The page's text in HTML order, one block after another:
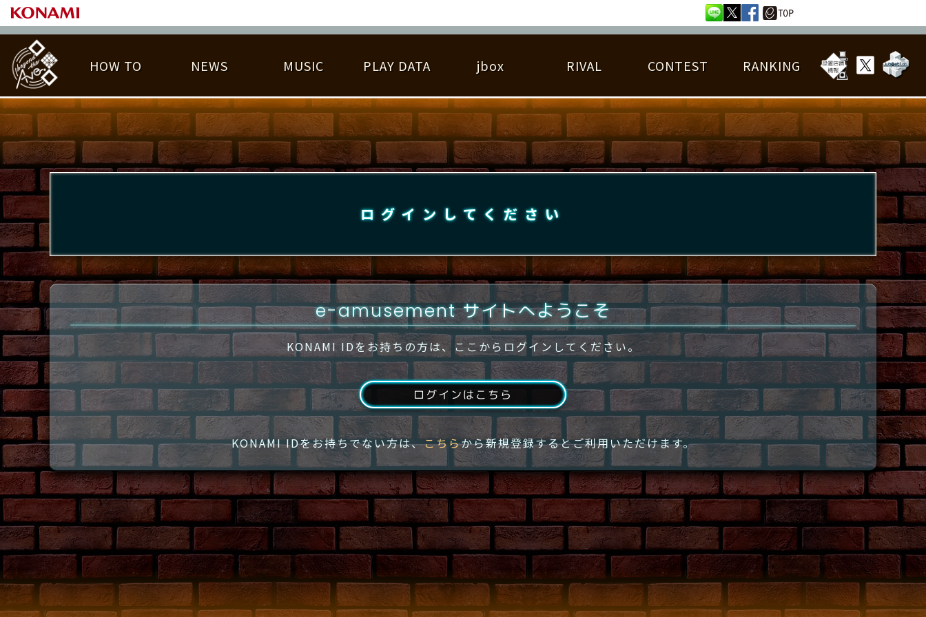
HOW TO
基本の遊び方 遊び方ガイド
NEWS MUSIC
遊べる楽曲 アーティスト紹介
PLAY DATA
PLAY DATA TOP EMBLEM ゆびベル 楽曲データ 詳細楽曲データ
称号 プレー履歴 プレーグラフ ねんごろチャレンジ EDIT譜面
jbox RIVAL
ライバル一覧 逆ライバル一覧 ライバル比較 プレーヤー検索 フレンドリスト
CONTEST
大会参加 大会開催 大会参加情報 大会とは？
RANKING
LICENSE HIT CHART ORIGINAL HIT CHART BEST SCORE RANKING TOTAL BEST SCORE RANKING
ログインしてください
e-amusement サイトへようこそ
KONAMI IDをお持ちの方は、ここからログインしてください。
ログインはこちら
KONAMI IDをお持ちでない方は、こちらから新規登録するとご利用いただけます。